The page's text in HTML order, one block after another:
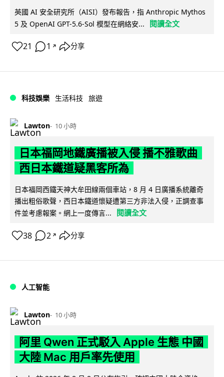
英國 AI 安全研究所（AISI）發布報告，指 Anthropic Mythos
5 及 OpenAI GPT-5.6-Sol 模型在網絡安...
閱讀全文
21 1 ↗ 分享
科技娛樂 生活科技 旅遊
Lawton 10 小時
日本福岡地鐵廣播被入侵 播不雅歌曲
西日本鐵道疑黑客所為
日本福岡西鐵天神大牟田線兩個車站，8 月 4 日廣播系統離奇
播出粗俗歌聲，西日本鐵道懷疑遭第三方非法入侵，正調查事
件並考慮報案。網上一度傳言...
閱讀全文
38 2 ↗ 分享
人工智能
Lawton 10 小時
阿里 Qwen 正式駁入 Apple 生態 中國
大陸 Mac 用戶率先使用